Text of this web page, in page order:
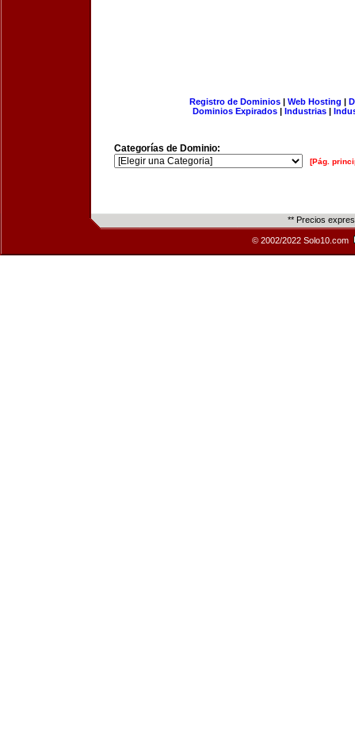
Registro de Dominios| Web Hosting |
Dominios Expirados | Industrias |
Categorías de Dominio:
[Pág.
** Precios
© 2002/2022 Solo10.com